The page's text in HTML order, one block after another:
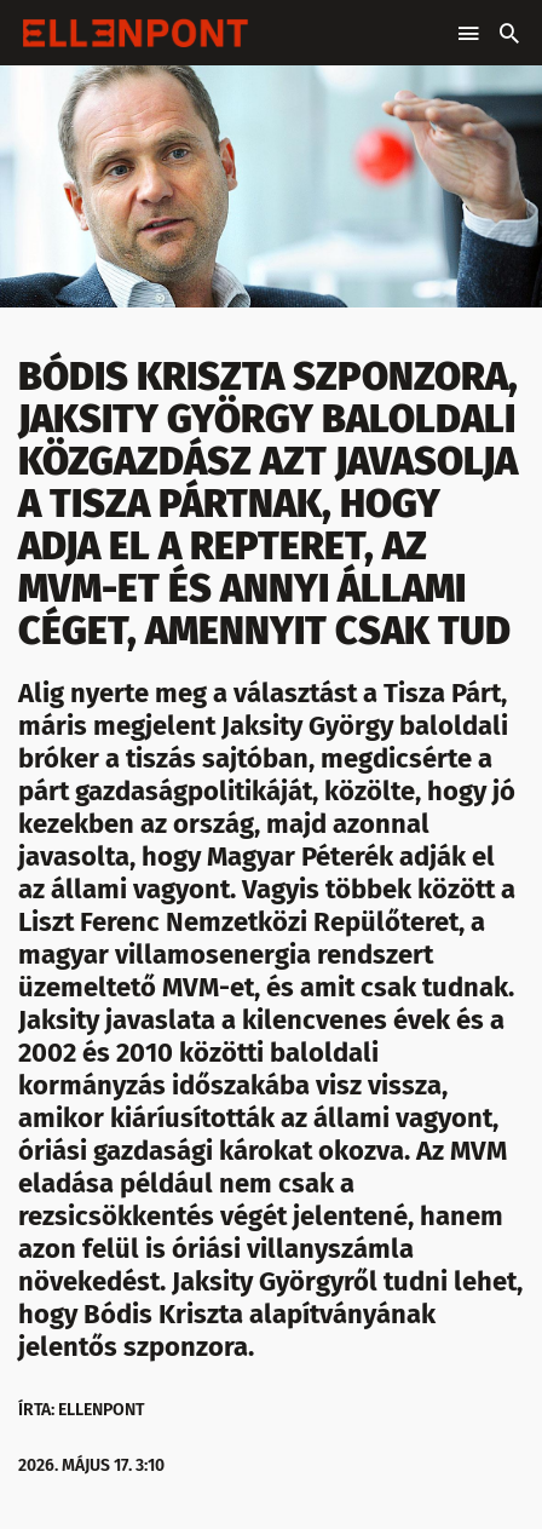
BÓDIS KRISZTA SZPONZORA,
JAKSITY GYÖRGY BALOLDALI
KÖZGAZDÁSZ AZT JAVASOLJA
A TISZA PÁRTNAK, HOGY
ADJA EL A REPTERET, AZ
MVM-ET ÉS ANNYI ÁLLAMI
CÉGET, AMENNYIT CSAK TUD
Alig nyerte meg a választást a Tisza Párt,
máris megjelent Jaksity György baloldali
bróker a tiszás sajtóban, megdicsérte a
párt gazdaságpolitikáját, közölte, hogy jó
kezekben az ország, majd azonnal
javasolta, hogy Magyar Péterék adják el
az állami vagyont. Vagyis többek között a
Liszt Ferenc Nemzetközi Repülőteret, a
magyar villamosenergia rendszert
üzemeltető MVM-et, és amit csak tudnak.
Jaksity javaslata a kilencvenes évek és a
2002 és 2010 közötti baloldali
kormányzás időszakába visz vissza,
amikor kiáríusították az állami vagyont,
óriási gazdasági károkat okozva. Az MVM
eladása például nem csak a
rezsicsökkentés végét jelentené, hanem
azon felül is óriási villanyszámla
növekedést. Jaksity Györgyről tudni lehet,
hogy Bódis Kriszta alapítványának
jelentős szponzora.
ÍRTA: ELLENPONT
2026. MÁJUS 17. 3:10